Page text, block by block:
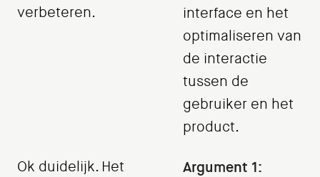
verbeteren.
interface en het
optimaliseren van
de interactie
tussen de
gebruiker en het
product.
Ok duidelijk. Het
Argument 1: